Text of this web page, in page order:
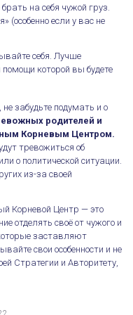
на себя чужой груз.
(особенно если у вас не
себя. Лучше
которой вы будете
забудьте подумать и о
родителей и
Корневым Центром.
тревожиться об
о политической ситуации.
из-за своей
Корневой Центр — это
отделять своё от чужого и
заставляют
свои особенности и не
Стратегии и Авторитету,